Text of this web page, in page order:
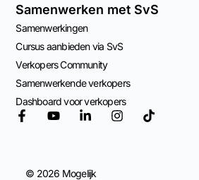
Samenwerken met SvS
Samenwerkingen
Cursus aanbieden via SvS
Verkopers Community
Samenwerkende verkopers
Dashboard voor verkopers
© 2026 Mogelijk